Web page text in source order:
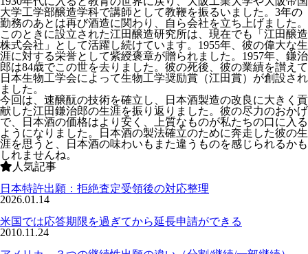
大学工学部醸造学科で講師として教鞭を振るいました。3年の
勤務のあとは再び酒造に関わり、自ら会社を立ち上げました。
このときに設立された江田醸造研究所は、現在でも「江田醸造
株式会社」として活躍し続けています。1955年、彼の偉大な生
涯に対する栄誉として紫綬褒章が贈られました。1957年、鎌治
郎は84歳でこの世を去りました。彼の死後、彼の業績を讃えて
日本生物工学会によって生物工学奨励賞（江田賞）が創設され
ました。
今回は、速醸酛の技術を確立し、日本酒製造の改良に大きく貢
献した江田鎌治郎の生涯を振り返りました。彼の尽力のおかげ
で、日本酒の価格はより安く、上質なものが私たちの口に入る
ようになりました。日本酒の製法確立のために奔走した彼の生
涯を思うと、日本酒の味わいもまた違うものを感じられるかも
しれませんね。
人気記事
日本特許出願：拒絶査定受領後の対応整理
2026.01.14
米国では応答期限を過ぎてから延長申請ができる
2010.11.24